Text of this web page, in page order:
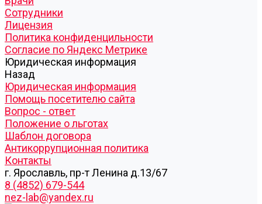
Сотрудники
Лицензия
Политика конфиденцильности
Согласие по Яндекс Метрике
Юридическая информация
Назад
Юридическая информация
Помощь посетителю сайта
Вопрос - ответ
Положение о льготах
Шаблон договора
Антикоррупционная политика
Контакты
г. Ярославль, пр-т Ленина д.13/67
8 (4852) 679-544
nez-lab@yandex.ru